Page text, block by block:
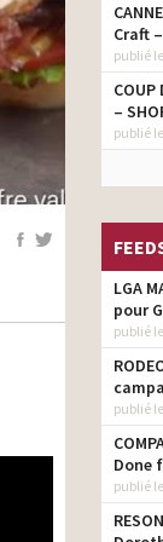
Craft
publié
COUP
–
publié
LGA
pour
publié
publié
Done
publié